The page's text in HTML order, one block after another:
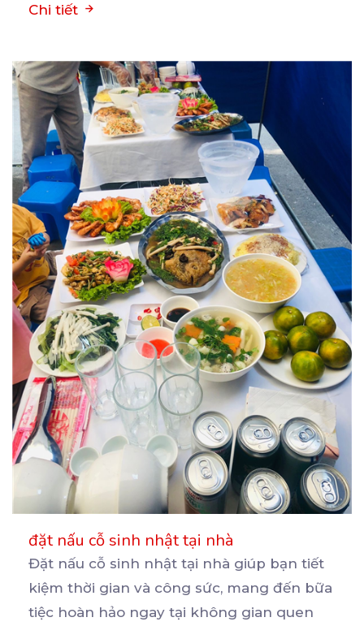
Chi tiết
đặt nấu cỗ sinh nhật tại nhà
Đặt nấu cỗ sinh nhật tại nhà giúp bạn tiết
kiệm thời gian và công sức, mang đến bữa
tiệc hoàn hảo ngay tại không gian quen